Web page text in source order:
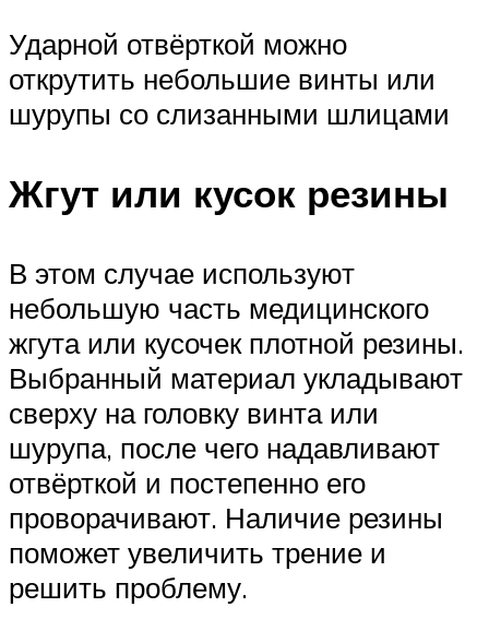
Ударной отвёрткой можно
открутить небольшие винты или
шурупы со слизанными шлицами
Жгут или кусок резины
В этом случае используют
небольшую часть медицинского
жгута или кусочек плотной резины.
Выбранный материал укладывают
сверху на головку винта или
шурупа, после чего надавливают
отвёрткой и постепенно его
проворачивают. Наличие резины
поможет увеличить трение и
решить проблему.